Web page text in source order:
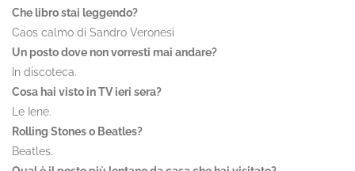
Che libro stai leggendo?
Caos calmo di Sandro Veronesi
Un posto dove non vorresti mai andare?
In discoteca.
Cosa hai visto in TV ieri sera?
Le Iene.
Rolling Stones o Beatles?
Beatles.